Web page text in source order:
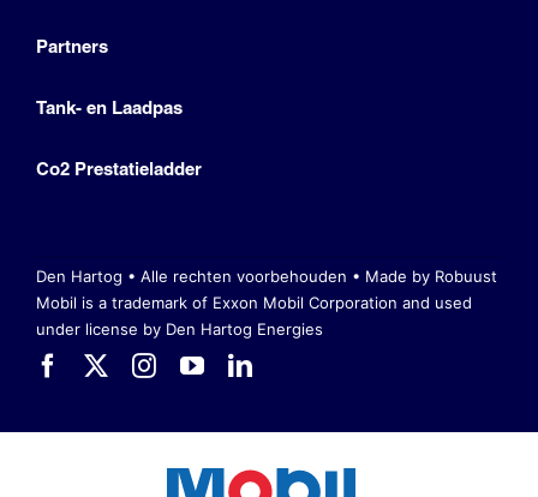
Partners
Tank- en Laadpas
Co2 Prestatieladder
Den Hartog • Alle rechten voorbehouden • Made by Robuust
Mobil is a trademark of Exxon Mobil Corporation and used
under license by Den Hartog Energies